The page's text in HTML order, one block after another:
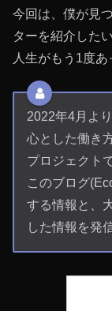
今回は、僕が見
ターを紹介した
人生がもう1度あ
2022年4月よ
心とした働き
プロジェクト
このブログ
する情報と、
した情報を発